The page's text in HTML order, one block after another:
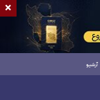
آرشیو
×